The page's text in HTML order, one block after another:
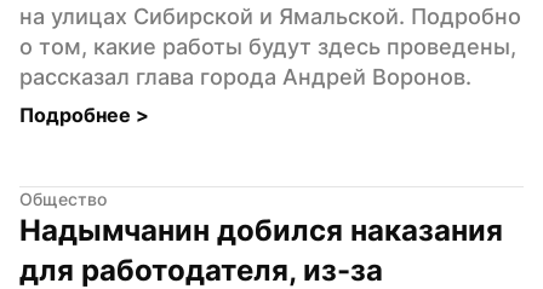
на улицах Сибирской и Ямальской. Подробно
о том, какие работы будут здесь проведены,
рассказал глава города Андрей Воронов.
Подробнее >
Общество
Надымчанин добился наказания
для работодателя, из-за